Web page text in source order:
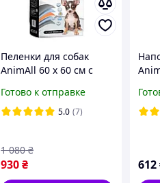
Пеленки для собак
AnimAll 60 х 60 см с
50 шт
Готово к отправке
5.0 (7)
930₴
1 080 ₴
612